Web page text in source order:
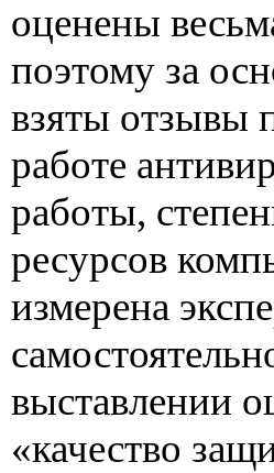
оценены
поэтому за
взяты отзывы
работе
работы,
ресурсов
измерена
выставлении
«качество